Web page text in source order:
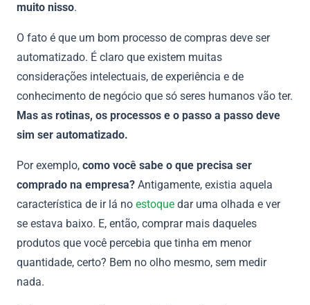
muito nisso.
O fato é que um bom processo de compras deve ser
automatizado. É claro que existem muitas
considerações intelectuais, de experiência e de
conhecimento de negócio que só seres humanos vão ter.
Mas as rotinas, os processos e o passo a passo deve
sim ser automatizado.
Por exemplo, como você sabe o que precisa ser
comprado na empresa? Antigamente, existia aquela
característica de ir lá no estoque dar uma olhada e ver
se estava baixo. E, então, comprar mais daqueles
produtos que você percebia que tinha em menor
quantidade, certo? Bem no olho mesmo, sem medir
nada.